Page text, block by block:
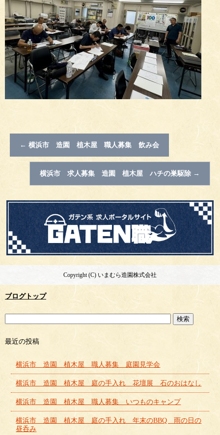
← 横浜市 造園 植木屋 職人募集 飲み会
横浜市 求人募集 造園 植木屋 ハチの巣駆除 →
Copyright (C) いまむら造園株式会社
ブログトップ
最近の投稿
横浜市 造園 植木屋 職人募集 庭園見学会
横浜市 造園 植木屋 庭の手入れ 花壇展 石のおはなし
横浜市 造園 植木屋 職人募集 いつものキャンプ
横浜市 造園 植木屋 庭の手入れ 年末のBBQ 雨の日の
昼呑み